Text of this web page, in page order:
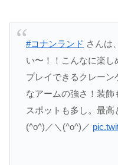
#コナンランド さんは
い〜！！こんなに楽
プレイできるクレーン
なアームの強さ！装飾
スポットも多し。最高
(^o^)／＼(^o^)／